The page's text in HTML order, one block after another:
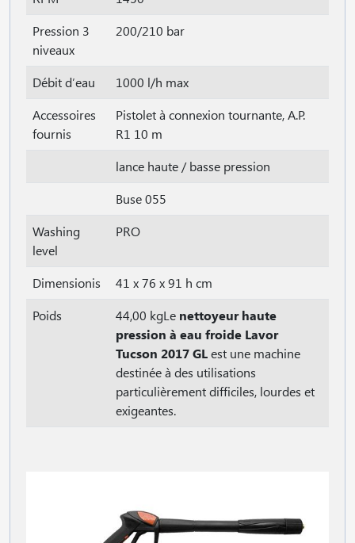
Pression 3
niveaux
200/210 bar
Débit d′eau
1000 l/h max
Accessoires
fournis
Pistolet à connexion tournante, A.P.
R1 10 m
lance haute / basse pression
Buse 055
Washing
level
PRO
Dimensionis
41 x 76 x 91 h cm
Poids
44,00 kgLe nettoyeur haute
pression à eau froide Lavor
Tucson 2017 GLest une machine
destinée à des utilisations
particulièrement difficiles, lourdes et
exigeantes.